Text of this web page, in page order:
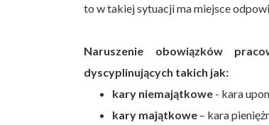
to w takiej sytuacji ma miejsce
Naruszenie obowiązków
dyscyplinujących takich jak:
kary niemajątkowe - kara
kary majątkowe – kara